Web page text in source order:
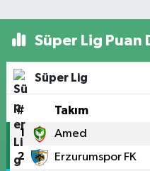
Süper Lig Puan
Süper Lig
# Takım
1 Amed
2 Erzurumspor FK